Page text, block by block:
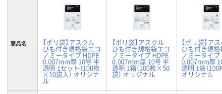
商品名 【ポリ袋】アスクル
ひも付き規格袋エコ
ノミータイプ HDPE
0.007mm厚 10号 半
透明 1セット（100枚
×10袋入） オリジナ
ル
【ポリ袋】アスクル
ひも付き規格袋エコ
ノミータイプ HDPE
0.007mm厚 10号 半
透明 1箱（100枚×50
袋） オリジナル
【ポリ袋】ア
ひも付き規
ノミータイプ
0.007mm厚
透明 1袋（100
オリジナル